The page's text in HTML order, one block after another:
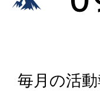
毎月の活